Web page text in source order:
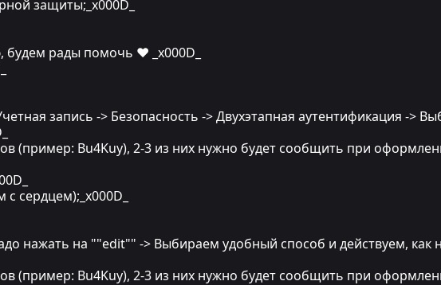
защиты;_x000D_
рады помочь ❤ _x000D_
запись -> Безопасность -> Двухэтапная аутентификация ->
(пример: Bu4Kuy), 2-3 из них нужно будет сообщить при
сердцем);_x000D_
нажать на ""edit"" -> Выбираем удобный способ и действуем, как
(пример: Bu4Kuy), 2-3 из них нужно будет сообщить при